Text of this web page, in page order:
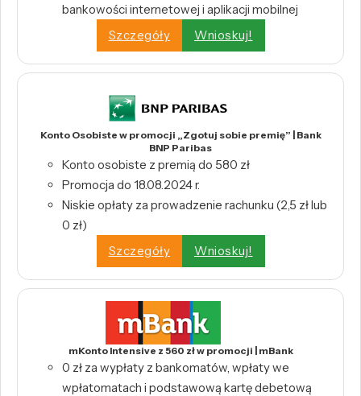
bankowości internetowej i aplikacji mobilnej
Szczegóły
Wnioskuj!
Konto Osobiste w promocji „Zgotuj sobie premię” | Bank
BNP Paribas
Konto osobiste z premią do 580 zł
Promocja do 18.08.2024 r.
Niskie opłaty za prowadzenie rachunku (2,5 zł lub
0 zł)
Szczegóły
Wnioskuj!
mKonto Intensive z 560 zł w promocji | mBank
0 zł za wypłaty z bankomatów, wpłaty we
wpłatomatach i podstawową kartę debetową